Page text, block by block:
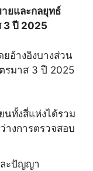
ยและกลยุทธ์
3 ปี 2025
ยอ้างอิงบางส่วน
รมาส 3 ปี 2025
นทั้งสี่แห่งได้รวม
างการตรวจสอบ
ละปัญญา